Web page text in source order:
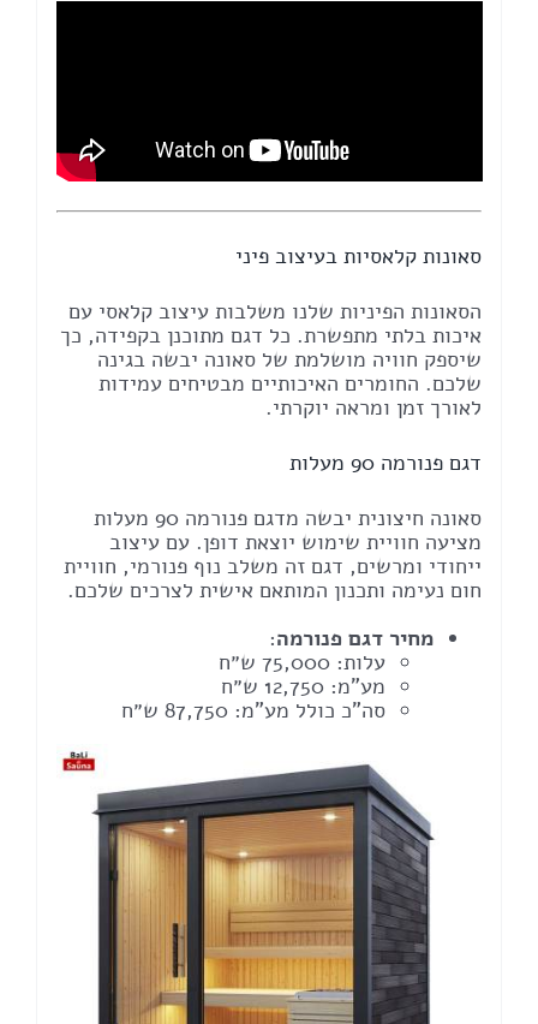
סאונות קלאסיות בעיצוב פיני
הסאונות הפיניות שלנו משלבות עיצוב קלאסי עם
איכות בלתי מתפשרת. כל דגם מתוכנן בקפידה, כך
שיספק חוויה מושלמת של סאונה יבשה בגינה
שלכם. החומרים האיכותיים מבטיחים עמידות
לאורך זמן ומראה יוקרתי.
דגם פנורמה 90 מעלות
סאונה חיצונית יבשה מדגם פנורמה 90 מעלות
מציעה חוויית שימוש יוצאת דופן. עם עיצוב
ייחודי ומרשים, דגם זה משלב נוף פנורמי, חוויית
חום נעימה ותכנון המותאם אישית לצרכים שלכם.
מחיר דגם פנורמה:
עלות: 75,000 ש״ח
מע"מ: 12,750 ש״ח
סה"כ כולל מע"מ: 87,750 ש״ח